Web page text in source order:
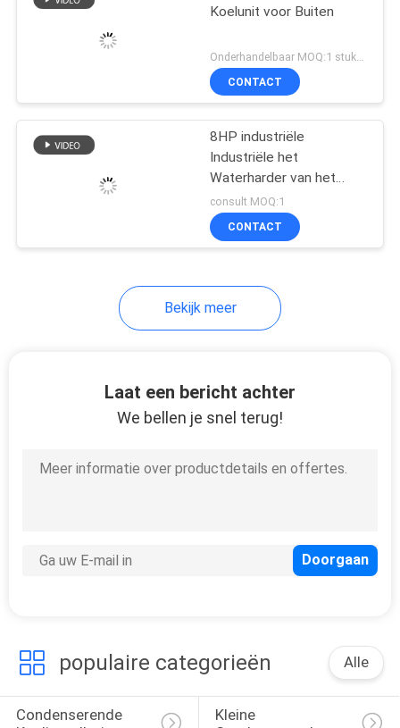
CONTACTEER
NIEUWS
GEVALLEN
OM EEN
PRIVACYBELEID
Koelunit voor Buiten
CONTACT
8HP industriële
Industriële het
Waterharder van het
Koelingsmateriaal R22
2.2kw
consult MOQ:1
CONTACT
Bekijk meer
Laat een bericht achter
We bellen je snel terug!
populaire categorieën Alle
Condenserende
Kleine